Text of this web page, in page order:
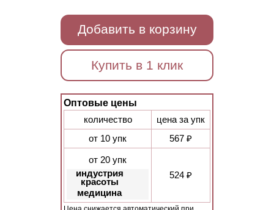
Добавить в корзину
Купить в 1 клик
Оптовые цены
количество
цена за упк
от 10 упк
567 ₽
от 20 упк
индустрия
красоты
медицина
524 ₽